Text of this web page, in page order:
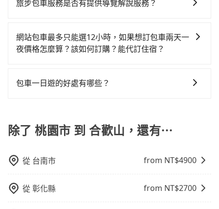
轉乘與等車上，現在還不馬上來預約tripool！如果你僅
數超過四位，更是沒有較大的七人座或九人座可供選
修理，每一次租車都好像在開樂透一樣。另外，偶爾也
會遇到明明已經預約了時間但上一位用戶卻遲遲尚未歸
雖然路邊隨租隨還看似方便，但實際使用時還是有其區
倍。綜合以上，無論在價格或服務品質上，tripool都是
性和服務質量無法保障，需要自行承擔風險，遇到狀況
事後也無法申訴退費。
都無法監控或追查。最好別為了省小錢而冒上不必要的
風險。而tripool雇用的司機、使用的車輛以及配合的車
險。最好辨別叫的車是否合法，就看車牌的開頭，只要
旅步包車服務是否有提供導覽解說服務？
需要導覽服務，可事先透過電子郵件
booking@tripool.app聯繫我們，將有專人協助回覆確
網站包車最多只能選12小時，如果想訂包車兩天一
夜價格怎麼算？該如何訂購？能代訂住宿？
需要連續兩天的包車服務，可以在官網上分開預定兩天
包車一日遊的好處有哪些？
體驗當地文化和風土人情，此外，包車還可以省去您自
己開車也無需擔心路線和交通的問題，更可以在舒適的
自在。
除了 桃園市 到 合歡山，還有⋯
從 台南市 from NT$4900
從彰化縣 from NT$2700